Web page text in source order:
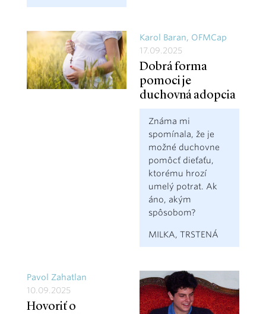
Karol Baran, OFMCap
17.09.2025
Dobrá forma
pomoci je
duchovná adopcia
Známa mi
spomínala, že je
možné duchovne
pomôcť dieťaťu,
ktorému hrozí
umelý potrat. Ak
áno, akým
spôsobom?
MILKA, TRSTENÁ
Pavol Zahatlan
10.09.2025
Hovoriť o